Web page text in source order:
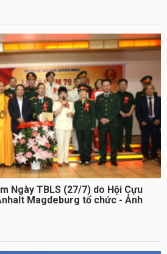
Ngày TBLS (27/7) do Hội Cựu
Magdeburg tổ chức - Ảnh